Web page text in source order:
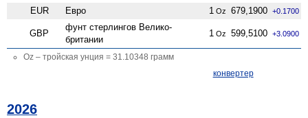
EUR Евро 1 Oz 679,1900 +0.1700
GBP
фунт стерлингов Велико­
британии
1 Oz 599,5100 +3.0900
Oz – тройская унция = 31.10348 грамм
конвертер
2026